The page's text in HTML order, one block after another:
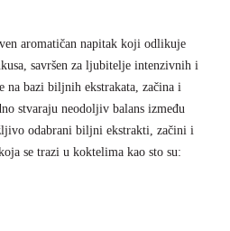
aromatičan napitak koji odlikuje
savršen za ljubitelje intenzivnih i
na bazi biljnih ekstrakata, začina i
stvaraju neodoljiv balans između
odabrani biljni ekstrakti, začini i
se trazi u koktelima kao sto su: